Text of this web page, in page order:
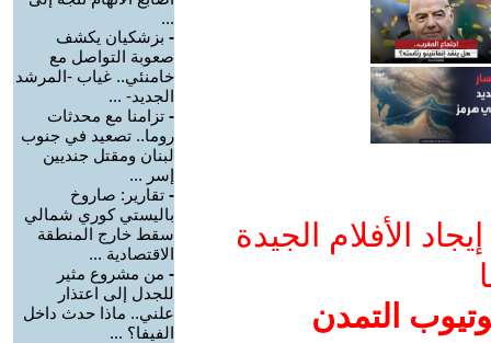
الأفلام الجيدة
التمدن
...
- بزشكيان يكشف
صعوبة التواصل مع
خامنئي.. غياب -المرشد
الجديد- ...
- تزامنا مع محدثات
روما.. تصعيد في جنوب
لبنان ومقتل جنديين
إسر ...
- تقارير: صاروخ
باليستي كوري شمالي
سقط خارج المنطقة
الاقتصادية ...
- من مشروع مثير
للجدل إلى اعتذار
علني.. ماذا حدث داخل
الفيفا؟ ...